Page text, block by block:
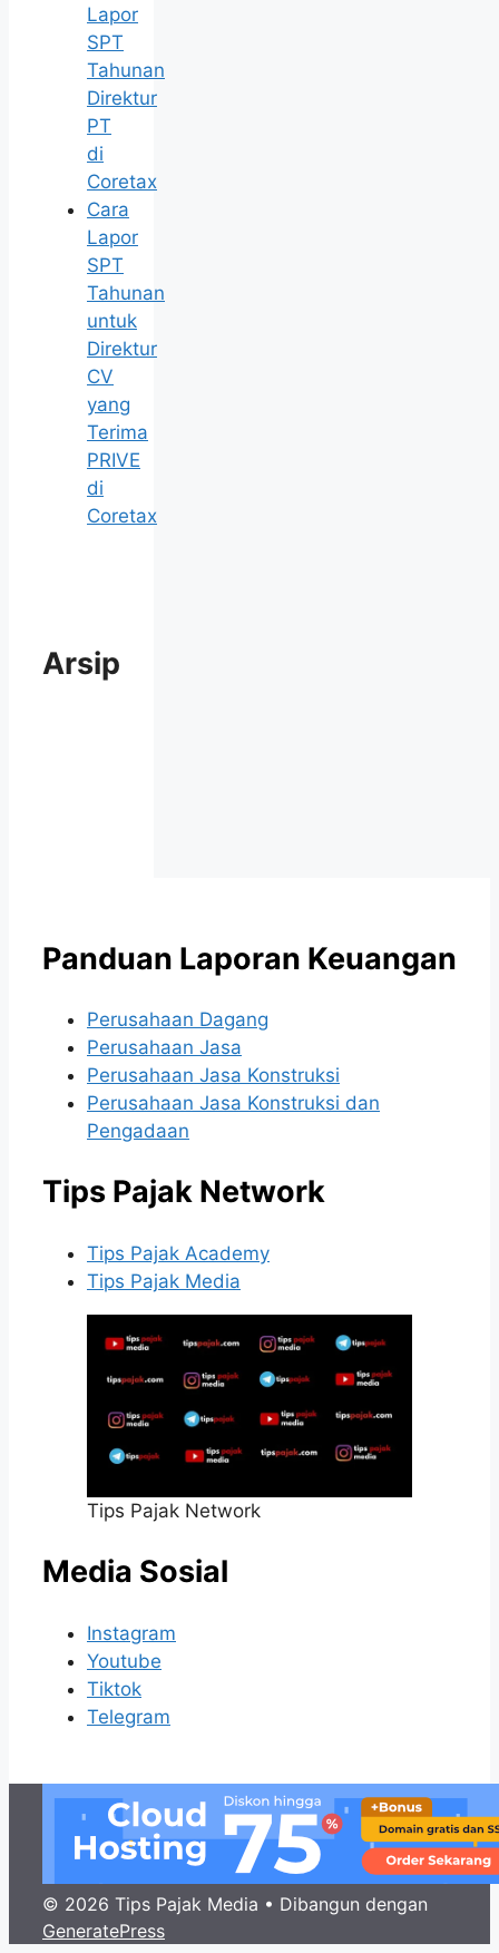
Lapor
SPT
Tahunan
Direktur
PT
di
Coretax
Cara
Lapor
SPT
Tahunan
untuk
Direktur
CV
yang
Terima
PRIVE
di
Coretax
Arsip
Panduan Laporan Keuangan
Perusahaan Dagang
Perusahaan Jasa
Perusahaan Jasa Konstruksi
Perusahaan Jasa Konstruksi dan
Pengadaan
Tips Pajak Network
Tips Pajak Academy
Tips Pajak Media
Tips Pajak Network
Media Sosial
Instagram
Youtube
Tiktok
Telegram
© 2026 Tips Pajak Media • Dibangun dengan
GeneratePress